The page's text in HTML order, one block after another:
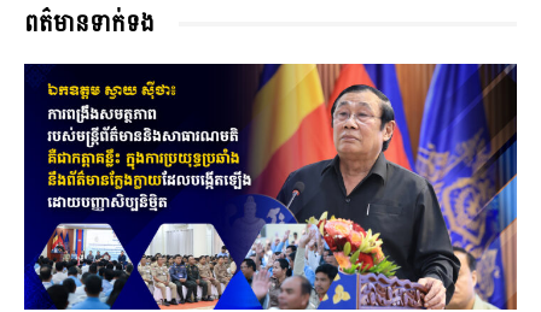
ពត៌មានទាក់ទង